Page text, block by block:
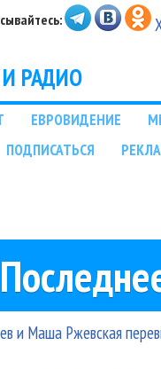
РАДИО
ЕВРОВИДЕНИЕ
ПОДПИСАТЬСЯ
и Маша Ржевская